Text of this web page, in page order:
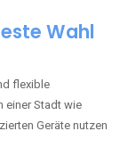
Wahl
flexible
einer Stadt wie
Geräte nutzen